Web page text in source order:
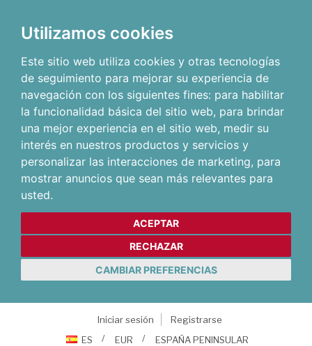
Utilizamos cookies
Este sitio web utiliza cookies y otras tecnologías
de seguimiento para mejorar su experiencia de
navegación con los siguientes fines: para habilitar
la funcionalidad básica del sitio web, para brindar
una mejor experiencia en el sitio web, medir su
interés en nuestros productos y servicios y
personalizar las interacciones de marketing, para
mostrar anuncios que sean más relevantes para
usted.
ACEPTAR
RECHAZAR
CAMBIAR PREFERENCIAS
Iniciar sesión
Registrarse
ES
EUR ESPAÑA PENINSULAR